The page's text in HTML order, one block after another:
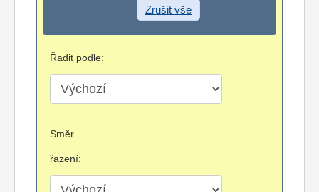
Zrušit vše
Řadit podle:
Směr
řazení: